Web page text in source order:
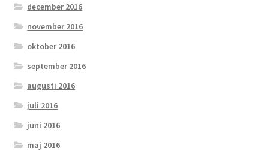
december 2016
november 2016
oktober 2016
september 2016
augusti 2016
juli 2016
juni 2016
maj 2016